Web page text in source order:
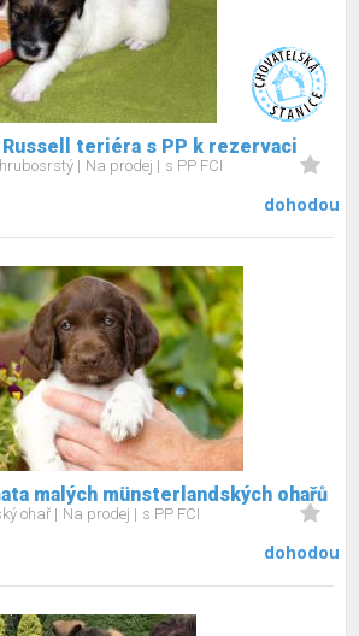
teriéra s PP k rezervaci
Na prodej s PP FCI
dohodou
malých münsterlandských ohařů
ohař Na prodej s PP FCI
dohodou